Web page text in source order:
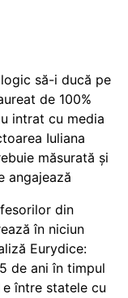
să-i ducă pe
de 100%
intrat cu media
Iuliana
măsurată și
angajează
din
în niciun
Eurydice:
de ani în timpul
între statele cu